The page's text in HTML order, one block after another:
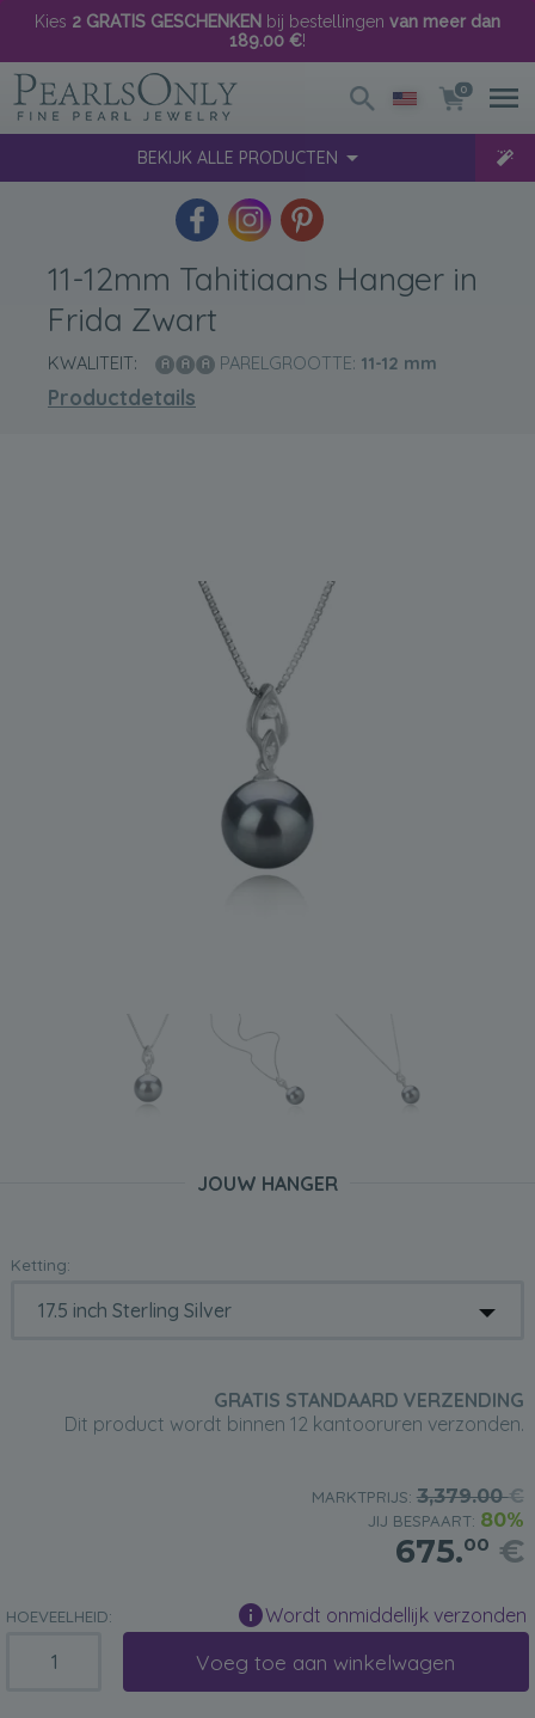
Kies 2 GRATIS GESCHENKEN bij bestellingen van meer dan
189.00 €!
0
BEKIJK ALLE PRODUCTEN
11-12mm Tahitiaans Hanger in
Frida Zwart
KWALITEIT: PARELGROOTTE: 11-12 mm
Productdetails
JOUW HANGER
Ketting:
GRATIS STANDAARD VERZENDING
Dit product wordt binnen 12 kantooruren verzonden.
MARKTPRIJS: 3,379.00€
JIJ BESPAART: 80%
675.00 €
HOEVEELHEID: Wordt onmiddellijk verzonden
Voeg toe aan winkelwagen